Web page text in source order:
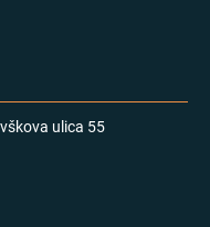
ulica 55